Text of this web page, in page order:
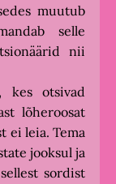
muutub
selle
nii
kes otsivad
lõheroosat
ei leia. Tema
jooksul ja
sordist